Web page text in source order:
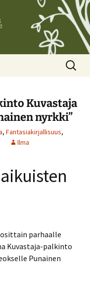
Haku:
Kuvastaja
nyrkki”
, Fantasiakirjallisuus,
Ilma
parhaalle
Kuvastaja-palkinto
Punainen